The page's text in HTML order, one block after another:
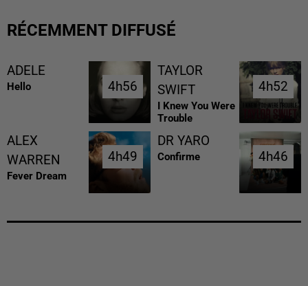
RÉCEMMENT DIFFUSÉ
ADELE
Hello 4h56
4h56
TAYLOR
SWIFT
I Knew You Were
Trouble
4h52
4h52
ALEX
WARREN
Fever Dream
4h49
4h49
DR YARO
Confirme 4h46
4h46